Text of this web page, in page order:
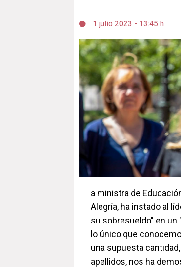
1 julio 2023 - 13:45 h
a ministra de
Alegría, ha instado al
su sobresueldo" en un
lo único que
una supuesta
apellidos, nos ha